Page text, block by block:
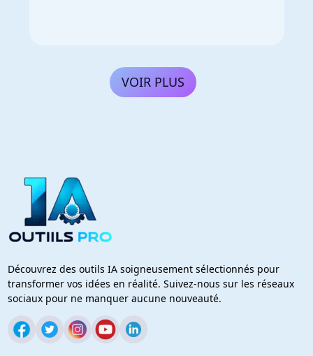
VOIR PLUS
Découvrez des outils IA soigneusement sélectionnés pour
transformer vos idées en réalité. Suivez-nous sur les réseaux
sociaux pour ne manquer aucune nouveauté.